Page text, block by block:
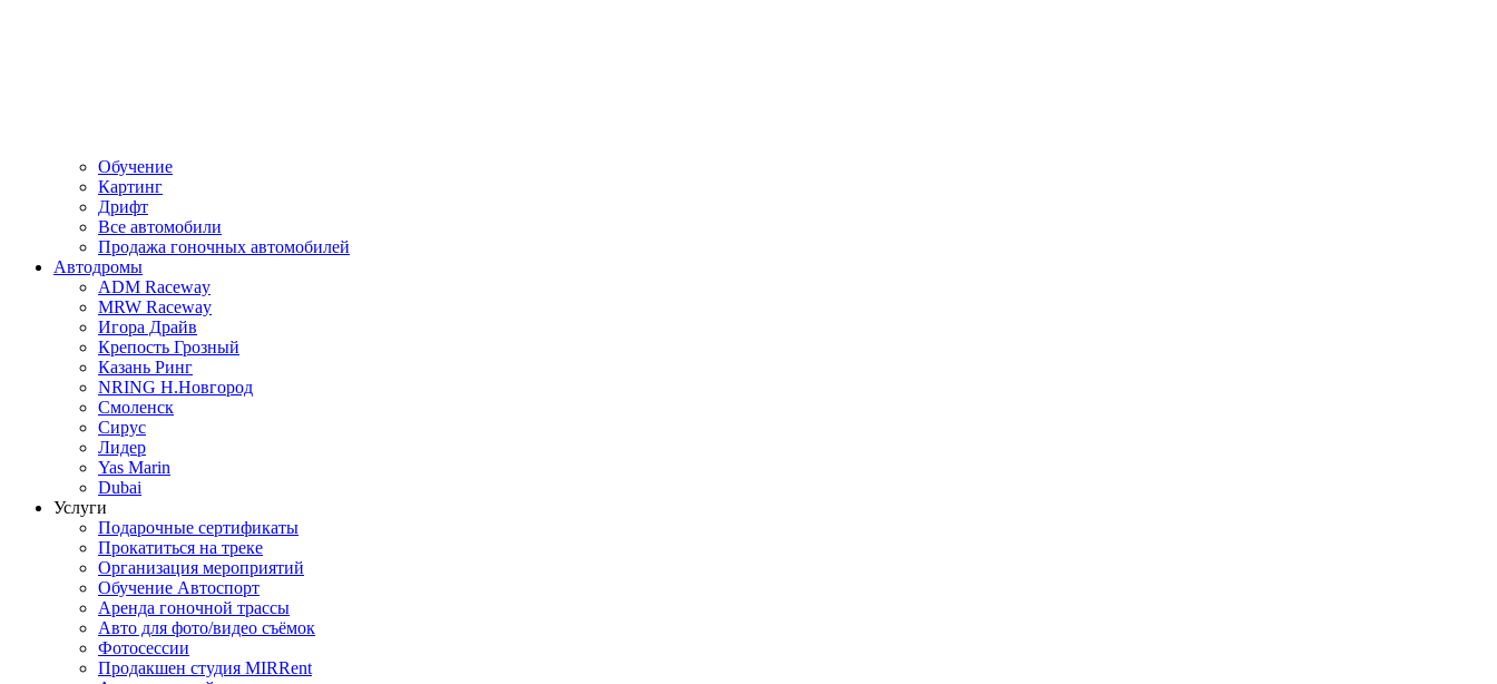
Обучение
Картинг
Дрифт
Все автомобили
Продажа гоночных автомобилей
Автодромы
ADM Raceway
MRW Raceway
Игора Драйв
Крепость Грозный
Казань Ринг
NRING Н.Новгород
Смоленск
Сирус
Лидер
Yas Marin
Dubai
Услуги
Подарочные сертификаты
Прокатиться на треке
Организация мероприятий
Обучение Автоспорт
Аренда гоночной трассы
Авто для фото/видео съёмок
Фотосессии
Продакшен студия MIRRent